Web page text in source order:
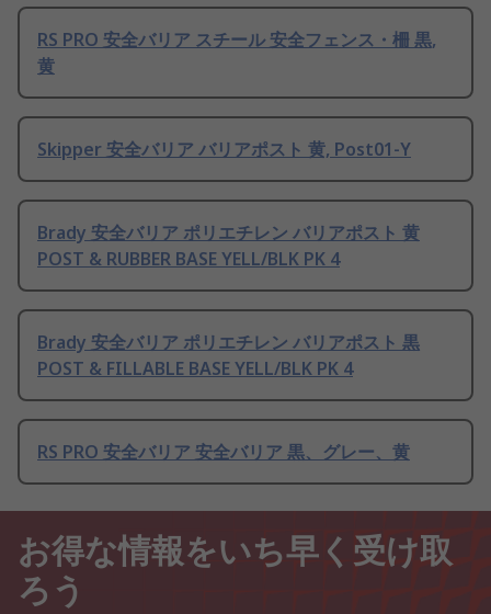
RS PRO 安全バリア スチール 安全フェンス・柵 黒,
黄
Skipper 安全バリア バリアポスト 黄, Post01-Y
Brady 安全バリア ポリエチレン バリアポスト 黄
POST & RUBBER BASE YELL/BLK PK 4
Brady 安全バリア ポリエチレン バリアポスト 黒
POST & FILLABLE BASE YELL/BLK PK 4
RS PRO 安全バリア 安全バリア 黒、グレー、黄
お得な情報をいち早く受け取
ろう